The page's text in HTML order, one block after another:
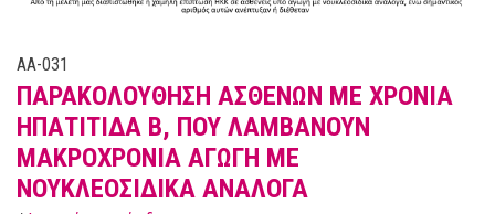
AA-031
ΠΑΡΑΚΟΛΟΥΘΗΣΗ ΑΣΘΕΝΩΝ ΜΕ ΧΡΟΝΙΑ
ΗΠΑΤΙΤΙΔΑ Β, ΠΟΥ ΛΑΜΒΑΝΟΥΝ
ΜΑΚΡΟΧΡΟΝΙΑ ΑΓΩΓΗ ΜΕ
ΝΟΥΚΛΕΟΣΙΔΙΚΑ ΑΝΑΛΟΓΑ